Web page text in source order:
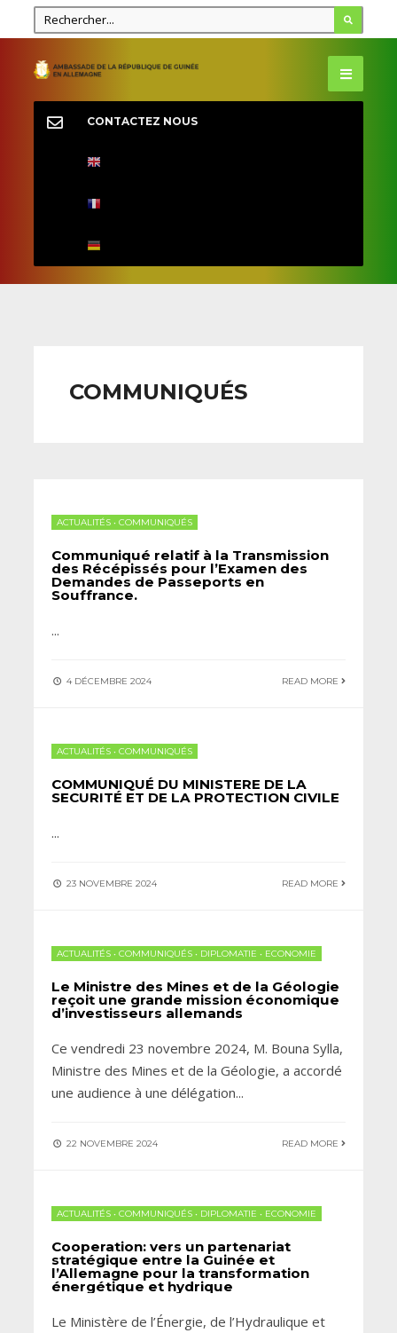
CONTACTEZ NOUS
COMMUNIQUÉS
ACTUALITÉS• COMMUNIQUÉS
Communiqué relatif à la Transmission
des Récépissés pour l’Examen des
Demandes de Passeports en
Souffrance.
...
4 DÉCEMBRE 2024 READ MORE
ACTUALITÉS• COMMUNIQUÉS
COMMUNIQUÉ DU MINISTERE DE LA
SECURITÉ ET DE LA PROTECTION CIVILE
...
23 NOVEMBRE 2024 READ MORE
ACTUALITÉS• COMMUNIQUÉS• DIPLOMATIE • ECONOMIE
Le Ministre des Mines et de la Géologie
reçoit une grande mission économique
d’investisseurs allemands
Ce vendredi 23 novembre 2024, M. Bouna Sylla,
Ministre des Mines et de la Géologie, a accordé
une audience à une délégation...
22 NOVEMBRE 2024 READ MORE
ACTUALITÉS• COMMUNIQUÉS• DIPLOMATIE • ECONOMIE
Cooperation: vers un partenariat
stratégique entre la Guinée et
l’Allemagne pour la transformation
énergétique et hydrique
Le Ministère de l’Énergie, de l’Hydraulique et